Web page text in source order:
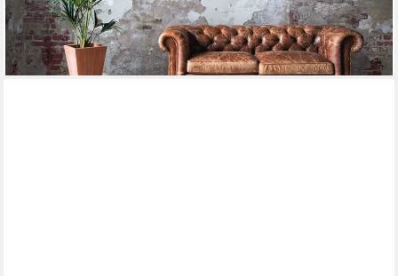
-53%
lieferbar - in 3-4 Werktagen bei dir